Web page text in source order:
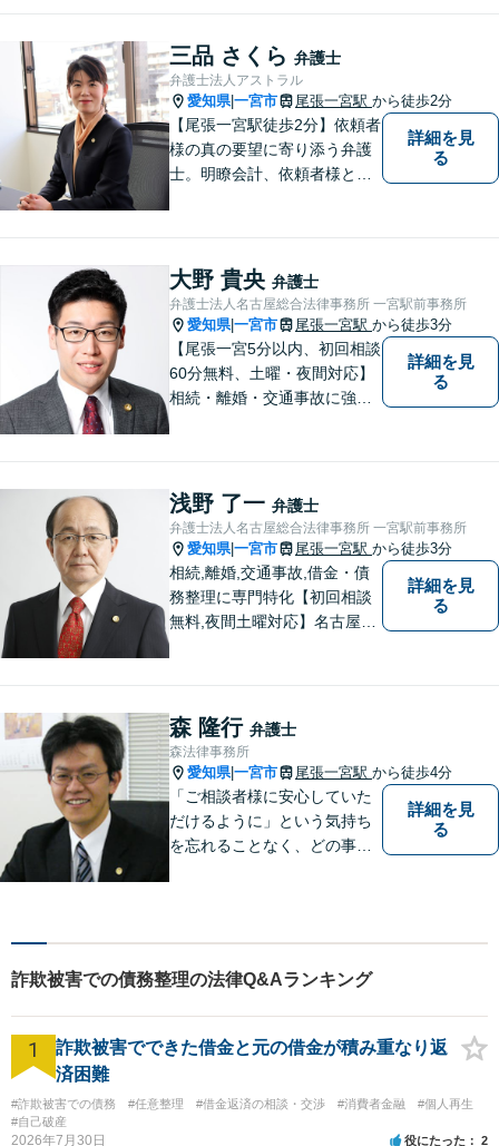
ることを心がけています。
三品 さくら 弁護士
弁護士法人アストラル
愛知県|一宮市 尾張一宮駅 から徒歩2分
【尾張一宮駅徒歩2分】依頼者
様の真の要望に寄り添う弁護
士。明瞭会計、依頼者様との
談で多くの実績がございま
す。
詳細を見
る
大野 貴央 弁護士
弁護士法人名古屋総合法律事務所 一宮駅前事務所
愛知県|一宮市 尾張一宮駅 から徒歩3分
【尾張一宮5分以内、初回相談
60分無料、土曜・夜間対応】
相続・離婚・交通事故に強い
ムを組んで最善の解決策をご
提案いたします。
詳細を見
る
浅野 了一 弁護士
弁護士法人名古屋総合法律事務所 一宮駅前事務所
愛知県|一宮市 尾張一宮駅 から徒歩3分
相続,離婚,交通事故,借金・債
務整理に専門特化【初回相談
無料,夜間土曜対応】名古屋市
努力します。
詳細を見
る
森 隆行 弁護士
森法律事務所
愛知県|一宮市 尾張一宮駅 から徒歩4分
「ご相談者様に安心していた
だけるように」という気持ち
を忘れることなく、どの事件
詳細を見
る
詐欺被害での債務整理の法律Q&Aランキング
1
詐欺被害でできた借金と元の借金が積み重なり返
済困難
#詐欺被害での債務 #任意整理 #借金返済の相談・交渉 #消費者金融
#個人再生
#自己破産
2026年7月30日 役にたった 2